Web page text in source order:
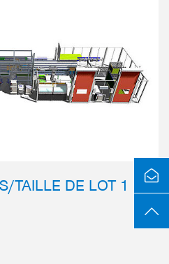
TAILLE DE LOT 1